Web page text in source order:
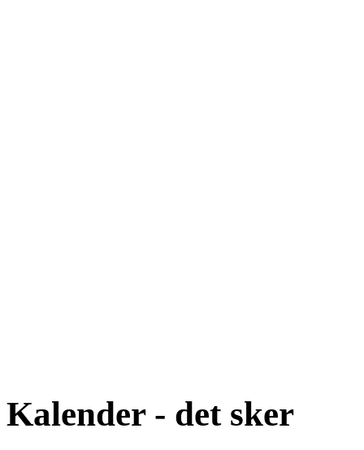
Kalender - det sker